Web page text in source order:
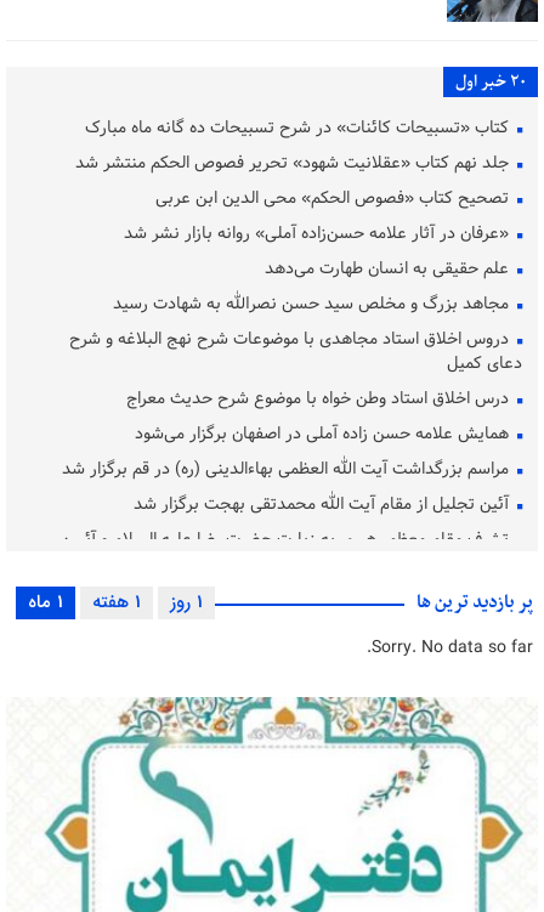
20 خبر اول
کتاب «تسبیحات کائنات» در شرح تسبیحات ده‌ گانه ماه مبارک
جلد نهم کتاب «عقلانیت شهود» تحریر فصوص الحکم منتشر شد
تصحیح کتاب «فصوص الحکم» محی الدین ابن عربی
«عرفان در آثار علامه حسن‌زاده آملی» روانه بازار نشر شد
علم حقیقی به انسان طهارت می‌دهد
مجاهد بزرگ و مخلص سید حسن نصرالله به شهادت رسید
دروس اخلاق استاد مجاهدی با موضوعات شرح نهج البلاغه و شرح
دعای کمیل
درس اخلاق استاد وطن خواه با موضوع شرح حدیث معراج
همایش علامه حسن زاده آملی در اصفهان برگزار می‌شود
مراسم بزرگداشت آیت‌ الله العظمی بهاءالدینی (ره) در قم برگزار شد
آئین تجلیل از مقام آیت الله محمدتقی بهجت برگزار شد
تشرف مقام معظم رهبری به زیارت حضرت رضا علیه السلام و آئیین
بررسی مسئله «کاربست اخلاق در فرایند مشاوره»
حضرت آیت الله محفوظی به دیار باقی شتافت
بزرگ ترین بحران جوامع غرب بی‌اخلاقی است
تبیین آموزه‌ های عرفانی امام رضا (ع) در آثار عارفان اسلامی
اهداف عرفانی و تربیت عارف از جمله اهداف انقلاب اسلامی است
پیام تسلیت رهبر معظم انقلاب و اعلام عزای عمومی
آیت الله سید ابراهیم رئیسی به جوار حق شتافت
پر بازدید ترین ها 1 ماه 1 هفته 1 روز
Sorry. No data so far.